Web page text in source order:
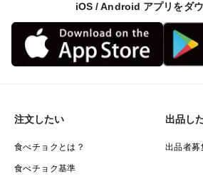
iOS / Android アプリをダ
注文したい
食べチョクとは？
食べチョク基準
出品し
出品者募